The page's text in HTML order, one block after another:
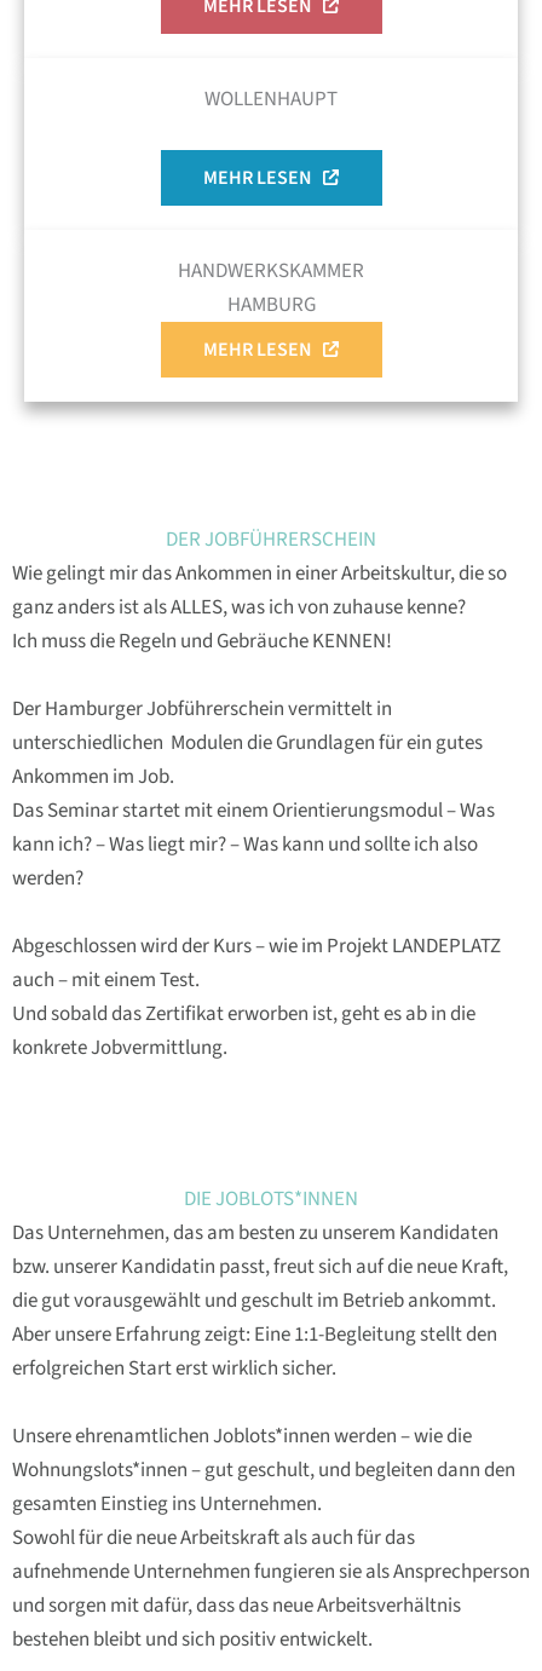
MEHR LESEN
WOLLENHAUPT
MEHR LESEN
HANDWERKSKAMMER
HAMBURG
MEHR LESEN
DER JOBFÜHRERSCHEIN
Wie gelingt mir das Ankommen in einer Arbeitskultur, die so
ganz anders ist als ALLES, was ich von zuhause kenne?
Ich muss die Regeln und Gebräuche KENNEN!
Der Hamburger Jobführerschein vermittelt in
unterschiedlichen Modulen die Grundlagen für ein gutes
Ankommen im Job.
Das Seminar startet mit einem Orientierungsmodul – Was
kann ich? – Was liegt mir? – Was kann und sollte ich also
werden?
Abgeschlossen wird der Kurs – wie im Projekt LANDEPLATZ
auch – mit einem Test.
Und sobald das Zertifikat erworben ist, geht es ab in die
konkrete Jobvermittlung.
DIE JOBLOTS*INNEN
Das Unternehmen, das am besten zu unserem Kandidaten
bzw. unserer Kandidatin passt, freut sich auf die neue Kraft,
die gut vorausgewählt und geschult im Betrieb ankommt.
Aber unsere Erfahrung zeigt: Eine 1:1-Begleitung stellt den
erfolgreichen Start erst wirklich sicher.
Unsere ehrenamtlichen Joblots*innen werden – wie die
Wohnungslots*innen – gut geschult, und begleiten dann den
gesamten Einstieg ins Unternehmen.
Sowohl für die neue Arbeitskraft als auch für das
aufnehmende Unternehmen fungieren sie als Ansprechperson
und sorgen mit dafür, dass das neue Arbeitsverhältnis
bestehen bleibt und sich positiv entwickelt.